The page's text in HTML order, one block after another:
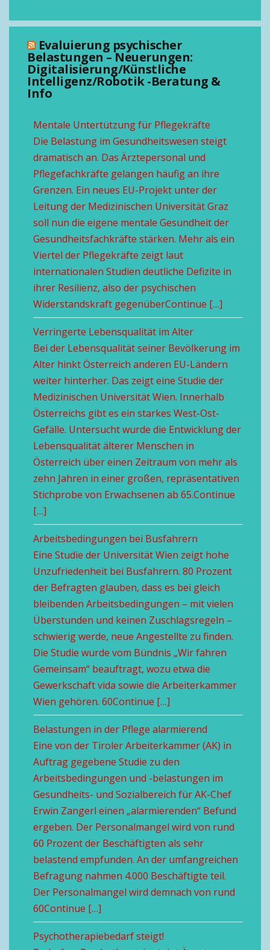
Evaluierung psychischer
Belastungen – Neuerungen:
Digitalisierung/Künstliche
Intelligenz/Robotik -Beratung &
Info
Mentale Untertützung für Pflegekräfte
Die Belastung im Gesundheitswesen steigt
dramatisch an. Das Ärztepersonal und
Pflegefachkräfte gelangen häufig an ihre
Grenzen. Ein neues EU-Projekt unter der
Leitung der Medizinischen Universität Graz
soll nun die eigene mentale Gesundheit der
Gesundheitsfachkräfte stärken. Mehr als ein
Viertel der Pflegekräfte zeigt laut
internationalen Studien deutliche Defizite in
ihrer Resilienz, also der psychischen
Widerstandskraft gegenüberContinue […]
Verringerte Lebensqualität im Alter
Bei der Lebensqualität seiner Bevölkerung im
Alter hinkt Österreich anderen EU-Ländern
weiter hinterher. Das zeigt eine Studie der
Medizinischen Universität Wien. Innerhalb
Österreichs gibt es ein starkes West-Ost-
Gefälle. Untersucht wurde die Entwicklung der
Lebensqualität älterer Menschen in
Österreich über einen Zeitraum von mehr als
zehn Jahren in einer großen, repräsentativen
Stichprobe von Erwachsenen ab 65.Continue
[…]
Arbeitsbedingungen bei Busfahrern
Eine Studie der Universität Wien zeigt hohe
Unzufriedenheit bei Busfahrern. 80 Prozent
der Befragten glauben, dass es bei gleich
bleibenden Arbeitsbedingungen – mit vielen
Überstunden und keinen Zuschlagsregeln –
schwierig werde, neue Angestellte zu finden.
Die Studie wurde vom Bündnis „Wir fahren
Gemeinsam“ beauftragt, wozu etwa die
Gewerkschaft vida sowie die Arbeiterkammer
Wien gehören. 60Continue […]
Belastungen in der Pflege alarmierend
Eine von der Tiroler Arbeiterkammer (AK) in
Auftrag gegebene Studie zu den
Arbeitsbedingungen und -belastungen im
Gesundheits- und Sozialbereich für AK-Chef
Erwin Zangerl einen „alarmierenden“ Befund
ergeben. Der Personalmangel wird von rund
60 Prozent der Beschäftigten als sehr
belastend empfunden. An der umfangreichen
Befragung nahmen 4.000 Beschäftigte teil.
Der Personalmangel wird demnach von rund
60Continue […]
Psychotherapiebedarf steigt!